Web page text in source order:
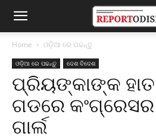
Home ଓଡ଼ିଆ ରେ ପଢନ୍ତୁ
ଓଡ଼ିଆ ରେ ପଢନ୍ତୁ ଦେଶ ବିଦେଶ
ପ୍ରିୟଙ୍କାଙ୍କ
ଗଡରେ
ଗାର୍ଲ